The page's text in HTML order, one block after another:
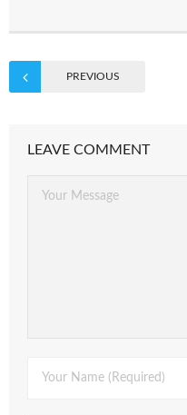
PREVIOUS
LEAVE COMMENT